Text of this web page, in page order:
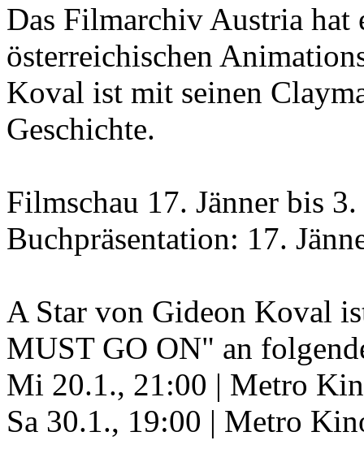
Das Filmarchiv Austria hat
österreichischen
Koval ist mit seinen
Geschichte.
Filmschau 17. Jänner bis
Buchpräsentation: 17.
A Star von Gideon Koval
MUST GO ON" an
Mi 20.1., 21:00 | Metro
Sa 30.1., 19:00 | Metro